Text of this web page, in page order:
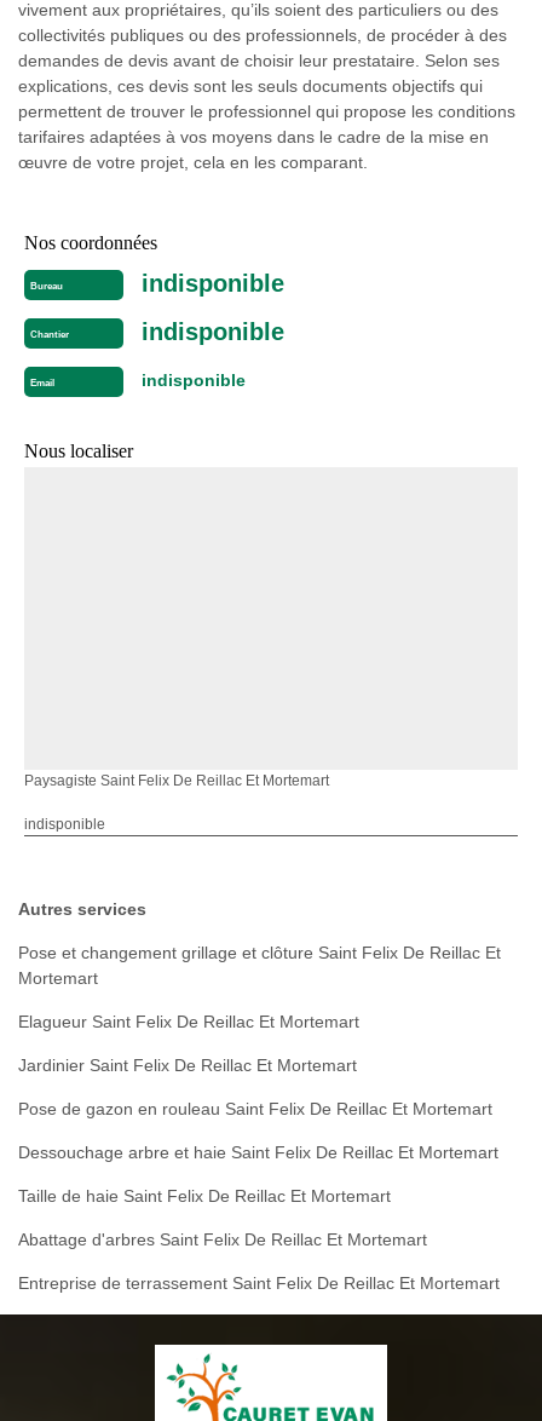
vivement aux propriétaires, qu’ils soient des particuliers ou des
collectivités publiques ou des professionnels, de procéder à des
demandes de devis avant de choisir leur prestataire. Selon ses
explications, ces devis sont les seuls documents objectifs qui
permettent de trouver le professionnel qui propose les conditions
tarifaires adaptées à vos moyens dans le cadre de la mise en
œuvre de votre projet, cela en les comparant.
Nos coordonnées
Bureau indisponible
Chantier indisponible
Email indisponible
Nous localiser
Paysagiste Saint Felix De Reillac Et Mortemart
indisponible
Autres services
Pose et changement grillage et clôture Saint Felix De Reillac Et
Mortemart
Elagueur Saint Felix De Reillac Et Mortemart
Jardinier Saint Felix De Reillac Et Mortemart
Pose de gazon en rouleau Saint Felix De Reillac Et Mortemart
Dessouchage arbre et haie Saint Felix De Reillac Et Mortemart
Taille de haie Saint Felix De Reillac Et Mortemart
Abattage d'arbres Saint Felix De Reillac Et Mortemart
Entreprise de terrassement Saint Felix De Reillac Et Mortemart